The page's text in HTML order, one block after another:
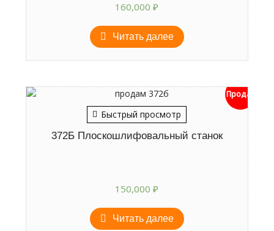
160,000₽
Читать далее
Быстрый просмотр
Продан
372Б Плоскошлифовальный станок
150,000₽
Читать далее